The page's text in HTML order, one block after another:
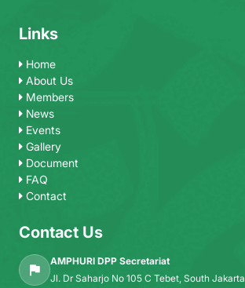
Links
Home
About Us
Members
News
Events
Gallery
Document
FAQ
Contact
Contact Us
AMPHURI DPP Secretariat
Jl. Dr Saharjo No 105 C Tebet, South Jakarta